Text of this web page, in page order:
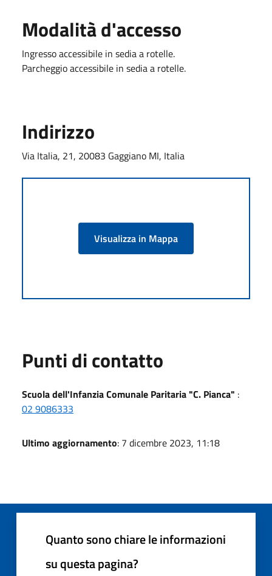
Modalità d'accesso
Ingresso accessibile in sedia a rotelle.
Parcheggio accessibile in sedia a rotelle.
Indirizzo
Via Italia, 21, 20083 Gaggiano MI, Italia
Visualizza in Mappa
Punti di contatto
Scuola dell'Infanzia Comunale Paritaria "C. Pianca" :
02 9086333
Ultimo aggiornamento: 7 dicembre 2023, 11:18
Quanto sono chiare le informazioni
su questa pagina?